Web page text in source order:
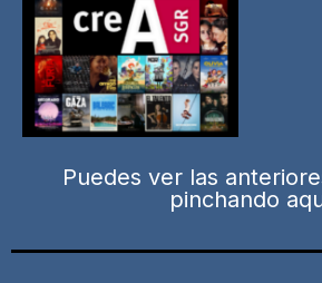
Puedes ver las
pinchando